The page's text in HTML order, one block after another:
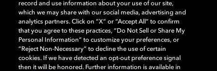
WRAL-TV、NBC Universal
和 NAB 通过转播奥运展示新
一代电视播放能力
record and use information about your use of our site,
which we may share with our social media, advertising and
analytics partners. Click on “X” or “Accept All” to confirm
that you agree to these practices, “Do Not Sell or Share My
Personal Information” to customize your preferences, or
“Reject Non-Necessary” to decline the use of certain
cookies. If we have detected an opt-out preference signal
then it will be honored. Further information is available in